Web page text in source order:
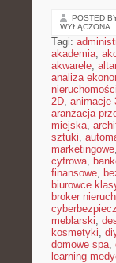
POSTED
WYŁĄCZONA
Tagi:
akademia,
akwarele,
analiza
nieruchomości
2D, animacje
aranżacja
miejska,
sztuki,
marketingowe,
cyfrowa,
finansowe,
biurowce
broker
meblarski,
kosmetyki,
domowe spa,
learning